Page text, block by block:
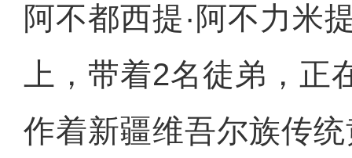
阿不都西提·阿不力米
上，带着2名徒弟，正
作着新疆维吾尔族传